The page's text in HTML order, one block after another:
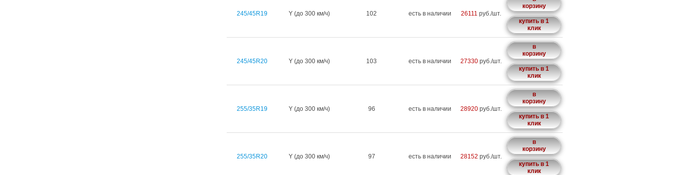
245/45R19 Y (до 300 км/ч) 102 есть в наличии 26111 руб./шт.
корзину
купить в 1
клик
245/45R20 Y (до 300 км/ч) 103 есть в наличии 27330 руб./шт.
в
корзину
купить в 1
клик
255/35R19 Y (до 300 км/ч) 96 есть в наличии 28920 руб./шт.
в
корзину
купить в 1
клик
255/35R20 Y (до 300 км/ч) 97 есть в наличии 28152 руб./шт.
в
корзину
купить в 1
клик